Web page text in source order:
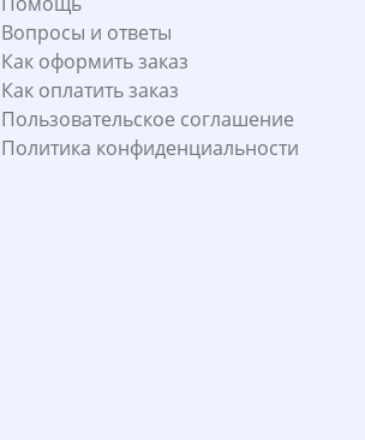
Вопросы и ответы
Как оформить заказ
Как оплатить заказ
Пользовательское соглашение
Политика конфиденциальности